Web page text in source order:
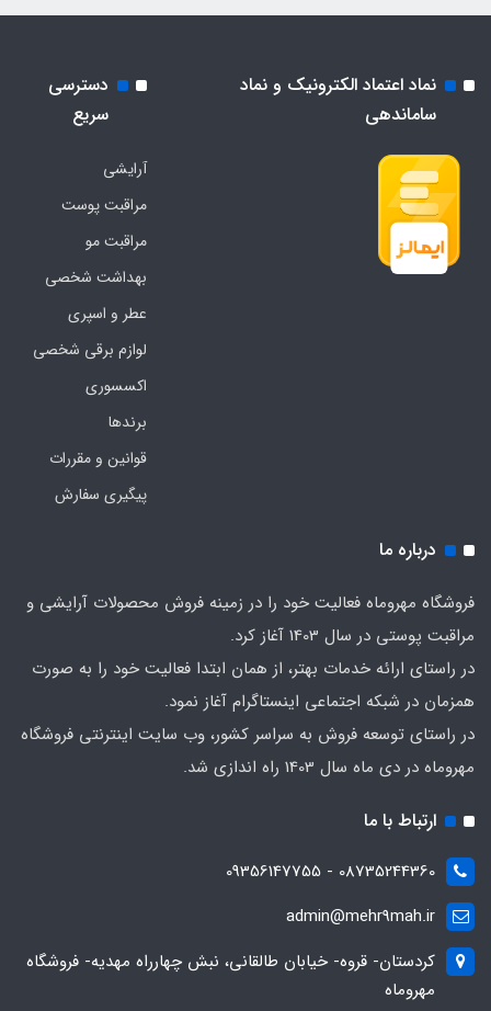
نماد اعتماد الکترونیک و نماد
ساماندهی
دسترسی
سریع
آرایشی
مراقبت پوست
مراقبت مو
بهداشت شخصی
عطر و اسپری
لوازم برقی شخصی
اکسسوری
برندها
قوانین و مقررات
پیگیری سفارش
درباره ما
فروشگاه مهروماه فعالیت خود را در زمینه فروش محصولات آرایشی و
مراقبت پوستی در سال 1403 آغاز کرد.
در راستای ارائه خدمات بهتر، از همان ابتدا فعالیت خود را به صورت
همزمان در شبکه اجتماعی اینستاگرام آغاز نمود.
در راستای توسعه فروش به سراسر کشور، وب سایت اینترنتی فروشگاه
مهروماه در دی ماه سال 1403 راه اندازی شد.
ارتباط با ما
08735244360 - 09356147755
admin@mehr9mah.ir
کردستان- قروه- خیابان طالقانی، نبش چهارراه مهدیه- فروشگاه
مهروماه